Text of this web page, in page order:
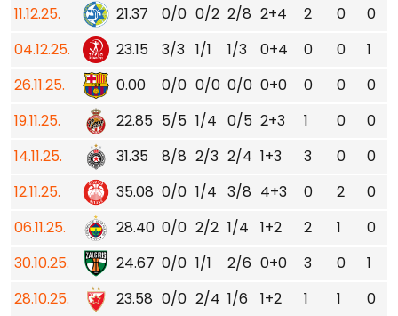
11.12.25.
21.37 0/0 0/2 2/8 2+4 2 0
0
04.12.25.
23.15 3/3 1/1 1/3 0+4 0 0
1
26.11.25.
0.00 0/0 0/0 0/0 0+0 0 0
0
19.11.25.
22.85 5/5 1/4 0/5 2+3 1 0
0
14.11.25.
31.35 8/8 2/3 2/4 1+3 3 0
0
12.11.25.
35.08 0/0 1/4 3/8 4+3 0 2
0
06.11.25.
28.40 0/0 2/2 1/4 1+2 2 1
0
30.10.25.
24.67 0/0 1/1 2/6 0+0 3 0
1
28.10.25.
23.58 0/0 2/4 1/6 1+2 1 1 0